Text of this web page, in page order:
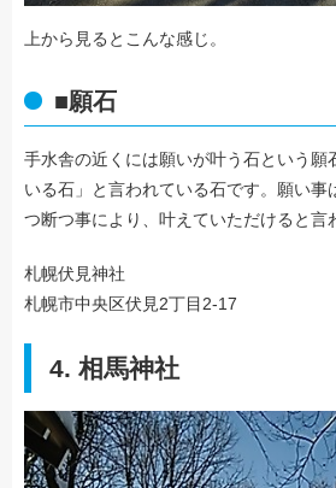
上から見るとこんな感じ。
■願石
手水舎の近くには願いが叶う石という願
いる石」と言われている石です。願い事
つ断つ事により、叶えていただけると言
札幌伏見神社
札幌市中央区伏見2丁目2-17
4. 相馬神社